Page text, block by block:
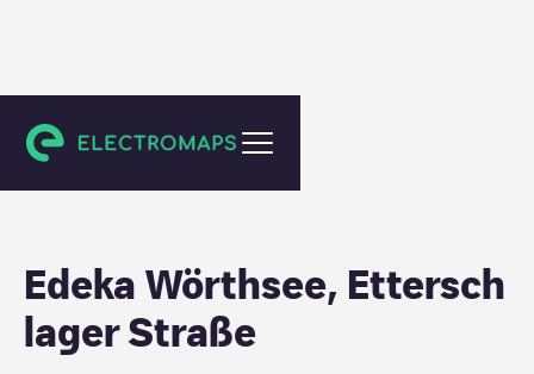
Wörthsee
Edeka Wörthsee, Ettersch
lager Straße